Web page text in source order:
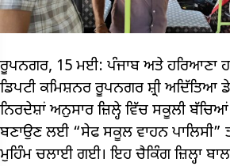
ਰੂਪਨਗਰ, 15 ਮਈ: ਪੰਜਾਬ ਅਤੇ ਹਰਿਆਣਾ
ਡਿਪਟੀ ਕਮਿਸ਼ਨਰ ਰੂਪਨਗਰ ਸ਼੍ਰੀ ਅਦਿੱਤਿਆ
ਨਿਰਦੇਸ਼ਾਂ ਅਨੁਸਾਰ ਜ਼ਿਲ੍ਹੇ ਵਿੱਚ ਸਕੂਲੀ
ਬਣਾਉਣ ਲਈ “ਸੇਫ ਸਕੂਲ ਵਾਹਨ ਪਾਲਿਸੀ”
ਮੁਹਿੰਮ ਚਲਾਈ ਗਈ। ਇਹ ਚੈਕਿੰਗ ਜ਼ਿਲ੍ਹਾ